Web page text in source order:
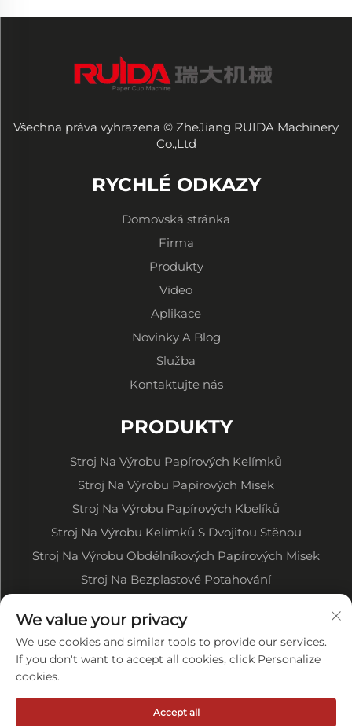
Všechna práva vyhrazena © ZheJiang RUIDA Machinery
Co.,Ltd
RYCHLÉ ODKAZY
Domovská stránka
Firma
Produkty
Video
Aplikace
Novinky A Blog
Služba
Kontaktujte nás
PRODUKTY
Stroj Na Výrobu Papírových Kelímků
Stroj Na Výrobu Papírových Misek
Stroj Na Výrobu Papírových Kbelíků
Stroj Na Výrobu Kelímků S Dvojitou Stěnou
Stroj Na Výrobu Obdélníkových Papírových Misek
Stroj Na Bezplastové Potahování
Stroj Na Stříhání Papírových Rolí
Ostatní Související Stroje
O SPOLEČNOSTI
We value your privacy
We use cookies and similar tools to provide our services.
If you don't want to accept all cookies, click Personalize
cookies.
Accept all